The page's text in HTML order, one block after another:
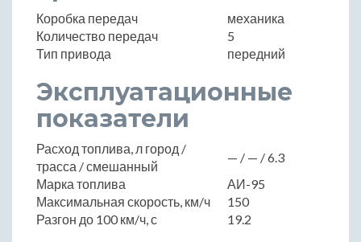
Коробка передач
механика
Количество передач
5
Тип привода
передний
Эксплуатационные
показатели
Расход топлива, л город /
трасса / смешанный
— / — / 6.3
Марка топлива
АИ-95
Максимальная скорость, км/ч
150
Разгон до 100 км/ч, с
19.2